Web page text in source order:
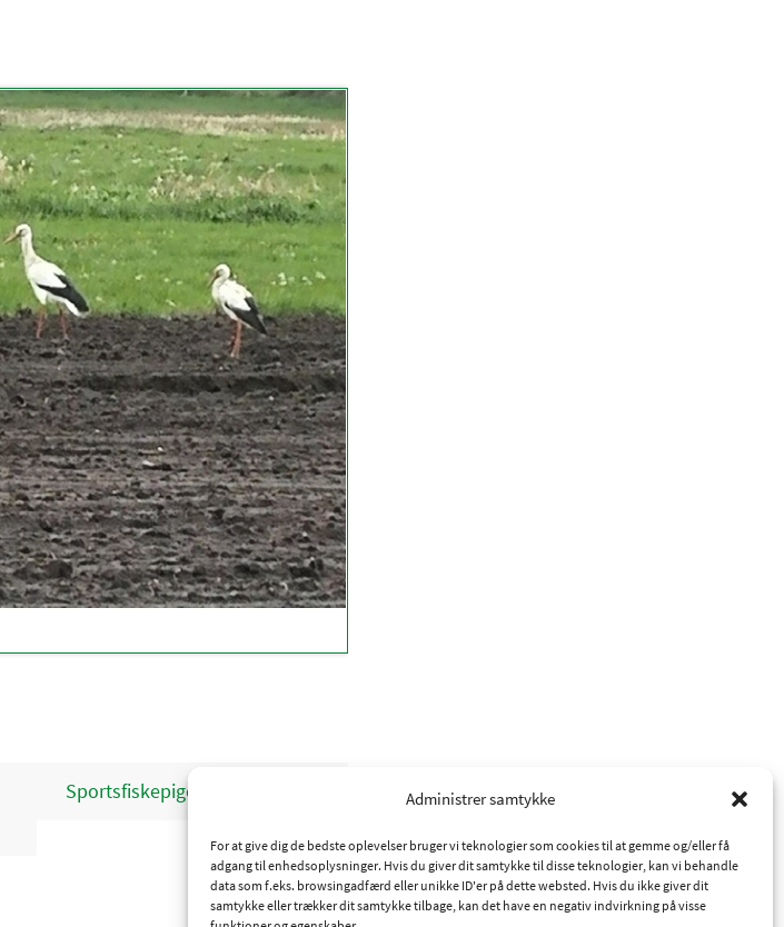
Administrer samtykke
For at give dig de bedste oplevelser bruger vi teknologier som cookies til at gemme og/eller få
adgang til enhedsoplysninger. Hvis du giver dit samtykke til disse teknologier, kan vi behandle
data som f.eks. browsingadfærd eller unikke ID'er på dette websted. Hvis du ikke giver dit
samtykke eller trækker dit samtykke tilbage, kan det have en negativ indvirkning på visse
Sportsfiskepigerne’s træf i K2